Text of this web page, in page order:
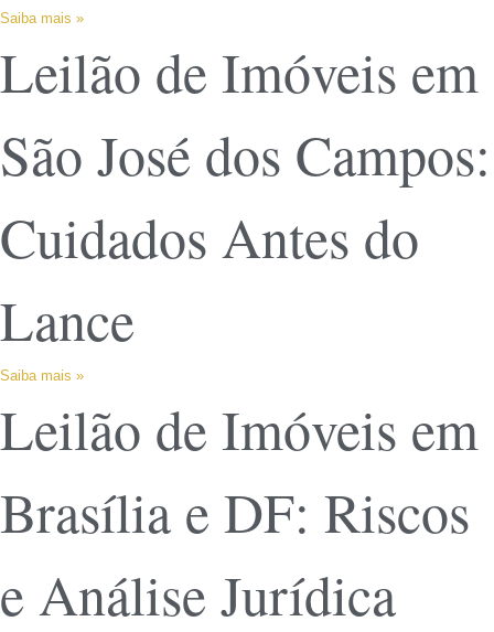
Saiba mais »
Leilão de Imóveis em
São José dos Campos:
Cuidados Antes do
Lance
Saiba mais »
Leilão de Imóveis em
Brasília e DF: Riscos
e Análise Jurídica